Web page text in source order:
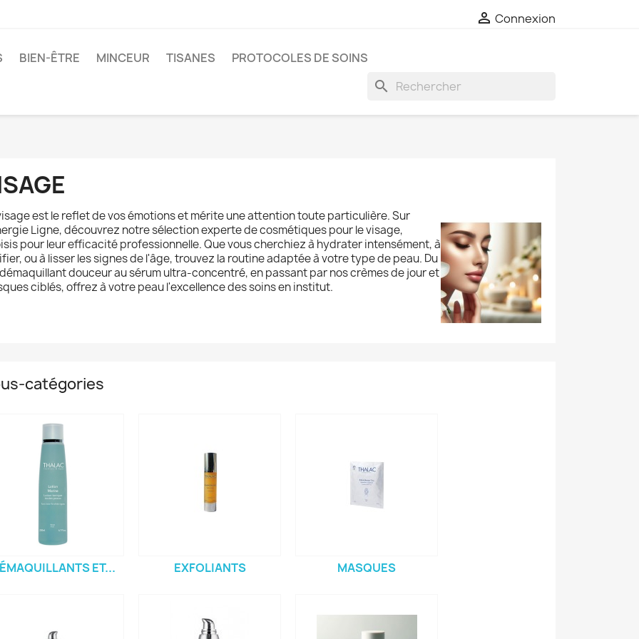
 Connexion
BIEN-ÊTRE MINCEUR TISANES PROTOCOLES DE SOINS
search
est le reflet de vos émotions et mérite une attention toute particulière. Sur
Ligne, découvrez notre sélection experte de cosmétiques pour le visage,
pour leur efficacité professionnelle. Que vous cherchiez à hydrater intensément, à
ou à lisser les signes de l'âge, trouvez la routine adaptée à votre type de peau. Du
douceur au sérum ultra-concentré, en passant par nos crèmes de jour et
ciblés, offrez à votre peau l'excellence des soins en institut.
catégories
ET... EXFOLIANTS MASQUES